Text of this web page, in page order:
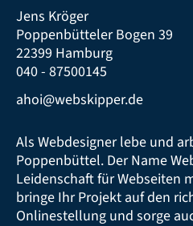
Jens Kröger
Poppenbütteler Bogen 39
22399 Hamburg
040 - 87500145
ahoi@webskipper.de
Als Webdesigner lebe und
Poppenbüttel. Der Name
Leidenschaft für Webseiten
bringe Ihr Projekt auf den
Onlinestellung und sorge